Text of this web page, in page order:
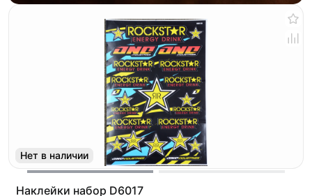
Нет в наличии
Наклейки набор D6017